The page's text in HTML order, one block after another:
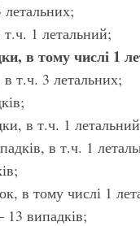
1 летальний;
в тому числі 1
т.ч. 3 летальних;
в т.ч. 1
в т.ч. 1
в тому числі 1
випадків;